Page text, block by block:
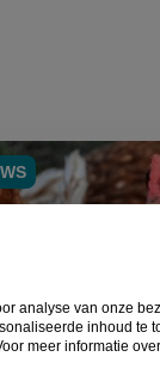
analyse van onze
inhoud te
meer informatie